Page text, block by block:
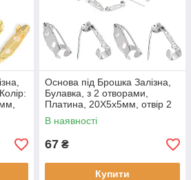
Основа під Брошка Залізна,
Булавка, з 2 отворами,
Платина, 20Х5х5мм, отвір 2
Мм, пін 0.8 мм, (50 шт.)
В наявності
67 ₴
Купити